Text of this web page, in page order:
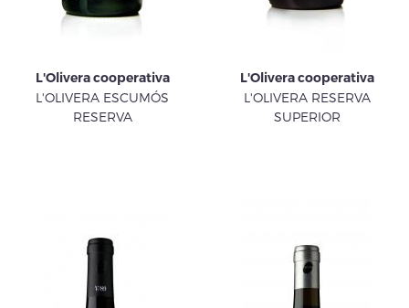
L'Olivera cooperativa
L'OLIVERA ESCUMÓS
RESERVA
L'Olivera cooperativa
L'OLIVERA RESERVA
SUPERIOR